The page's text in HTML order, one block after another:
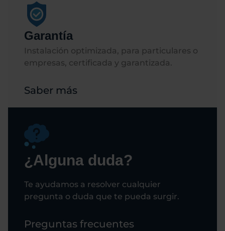
Garantía
Instalación optimizada, para particulares o
empresas, certificada y garantizada.
Saber más
¿Alguna duda?
Te ayudamos a resolver cualquier
pregunta o duda que te pueda surgir.
Preguntas frecuentes